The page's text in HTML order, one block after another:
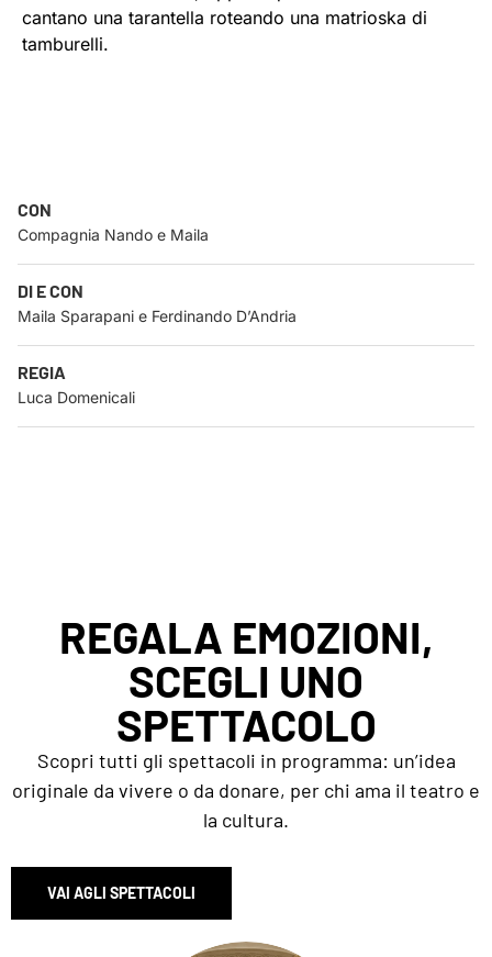
cantano una tarantella roteando una matrioska di
tamburelli.
CON
Compagnia Nando e Maila
DI E CON
Maila Sparapani e Ferdinando D’Andria
REGIA
Luca Domenicali
REGALA EMOZIONI,
SCEGLI UNO
SPETTACOLO
Scopri tutti gli spettacoli in programma: un’idea
originale da vivere o da donare, per chi ama il teatro e
la cultura.
VAI AGLI SPETTACOLI